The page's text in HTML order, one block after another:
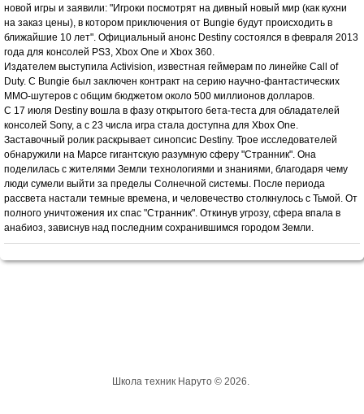
новой игры и заявили: "Игроки посмотрят на дивный новый мир (как кухни
на заказ цены), в котором приключения от Bungie будут происходить в
ближайшие 10 лет". Официальный анонс Destiny состоялся в февраля 2013
года для консолей PS3, Xbox One и Xbox 360.
Издателем выступила Activision, известная геймерам по линейке Call of
Duty. С Bungie был заключен контракт на серию научно-фантастических
MMO-шутеров с общим бюджетом около 500 миллионов долларов.
С 17 июля Destiny вошла в фазу открытого бета-теста для обладателей
консолей Sony, а с 23 числа игра стала доступна для Xbox One.
Заставочный ролик раскрывает синопсис Destiny. Трое исследователей
обнаружили на Марсе гигантскую разумную сферу "Странник". Она
поделилась с жителями Земли технологиями и знаниями, благодаря чему
люди сумели выйти за пределы Солнечной системы. После периода
рассвета настали темные времена, и человечество столкнулось с Тьмой. От
полного уничтожения их спас "Странник". Откинув угрозу, сфера впала в
анабиоз, зависнув над последним сохранившимся городом Земли.
Школа техник Наруто © 2026.